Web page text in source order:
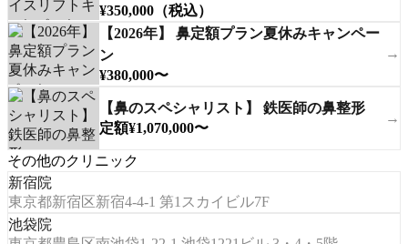
¥350,000（税込）
【2026年】 鼻定額プラン夏休みキャンペー
ン
¥380,000〜
→
【鼻のスペシャリスト】 鉄医師の鼻整形
定額¥1,070,000〜
→
その他のクリニック
新宿院
東京都新宿区新宿4-4-1 第1スカイビル7F
池袋院